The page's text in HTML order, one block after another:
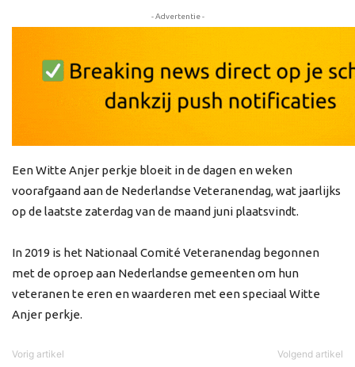
- Advertentie -
Een Witte Anjer perkje bloeit in de dagen en weken
voorafgaand aan de Nederlandse Veteranendag, wat jaarlijks
op de laatste zaterdag van de maand juni plaatsvindt.
In 2019 is het Nationaal Comité Veteranendag begonnen
met de oproep aan Nederlandse gemeenten om hun
veteranen te eren en waarderen met een speciaal Witte
Anjer perkje.
Vorig artikel Volgend artikel